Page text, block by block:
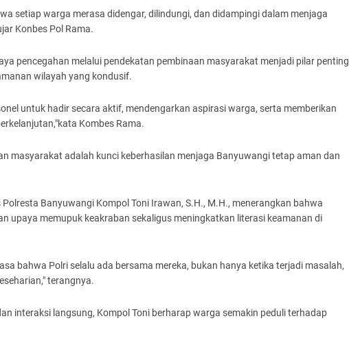
setiap warga merasa didengar, dilindungi, dan didampingi dalam menjaga
Konbes Pol Rama.
pencegahan melalui pendekatan pembinaan masyarakat menjadi pilar penting
wilayah yang kondusif.
untuk hadir secara aktif, mendengarkan aspirasi warga, serta memberikan
Kombes Rama.
masyarakat adalah kunci keberhasilan menjaga Banyuwangi tetap aman dan
Banyuwangi Kompol Toni Irawan, S.H., M.H., menerangkan bahwa
upaya memupuk keakraban sekaligus meningkatkan literasi keamanan di
bahwa Polri selalu ada bersama mereka, bukan hanya ketika terjadi masalah,
terangnya.
interaksi langsung, Kompol Toni berharap warga semakin peduli terhadap